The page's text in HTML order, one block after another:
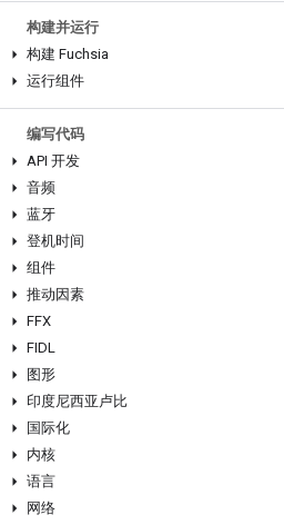
构建并运行
构建 Fuchsia
运行组件
编写代码
API 开发
音频
蓝牙
登机时间
组件
推动因素
FFX
FIDL
图形
印度尼西亚卢比
国际化
内核
语言
网络